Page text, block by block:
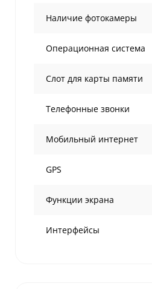
Наличие фотокамеры
Операционная система
Слот для карты памяти
Телефонные звонки
Мобильный интернет
GPS
Функции экрана
Интерфейсы